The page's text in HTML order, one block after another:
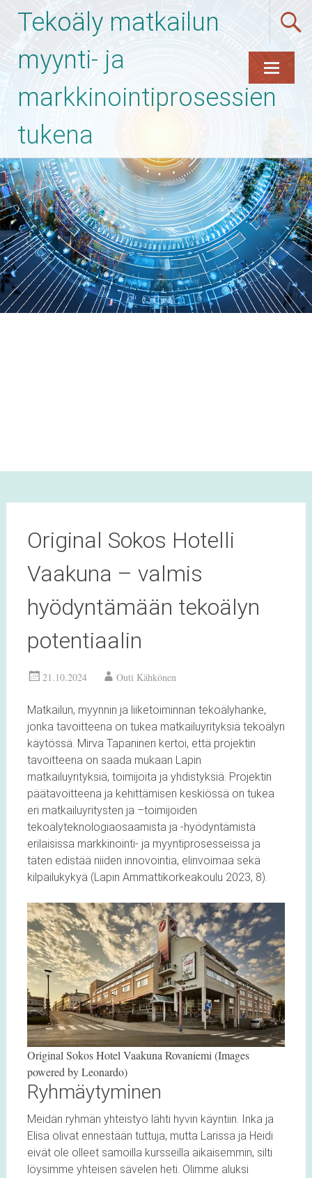
Tekoäly matkailun
myynti- ja
markkinointiprosessien
tukena
Skip
to
Original Sokos Hotelli
Vaakuna – valmis
hyödyntämään tekoälyn
potentiaalin
21.10.2024 Outi Kähkönen
Matkailun, myynnin ja liiketoiminnan tekoälyhanke,
jonka tavoitteena on tukea matkailuyrityksiä tekoälyn
käytössä. Mirva Tapaninen kertoi, että projektin
tavoitteena on saada mukaan Lapin
matkailuyrityksiä, toimijoita ja yhdistyksiä. Projektin
päätavoitteena ja kehittämisen keskiössä on tukea
eri matkailuyritysten ja –toimijoiden
tekoälyteknologiaosaamista ja -hyödyntämistä
erilaisissa markkinointi- ja myyntiprosesseissa ja
täten edistää niiden innovointia, elinvoimaa sekä
kilpailukykyä (Lapin Ammattikorkeakoulu 2023, 8).
Original Sokos Hotel Vaakuna Rovaniemi (Images
powered by Leonardo)
Ryhmäytyminen
Meidän ryhmän yhteistyö lähti hyvin käyntiin. Inka ja
Elisa olivat ennestään tuttuja, mutta Larissa ja Heidi
eivät ole olleet samoilla kursseilla aikaisemmin, silti
löysimme yhteisen sävelen heti. Olimme aluksi